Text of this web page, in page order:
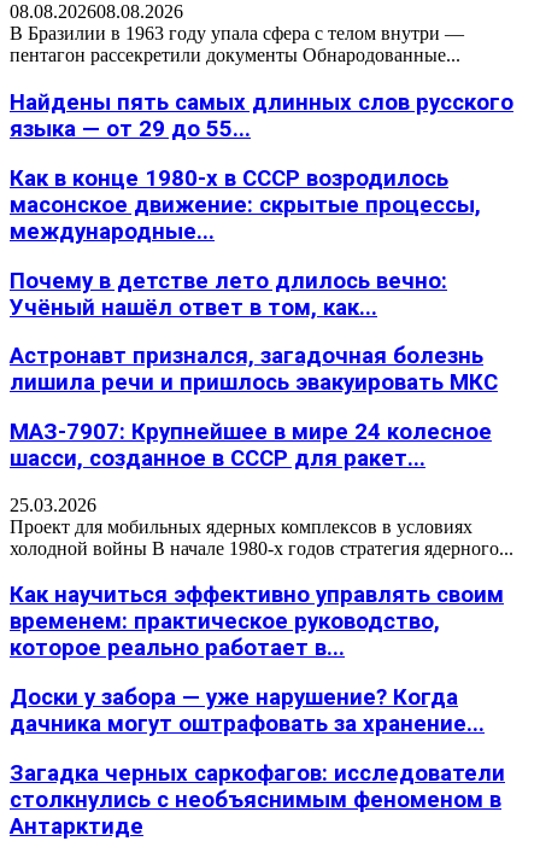
08.08.202608.08.2026
В Бразилии в 1963 году упала сфера с телом внутри —
пентагон рассекретили документы Обнародованные...
Найдены пять самых длинных слов русского
языка — от 29 до 55...
Как в конце 1980-х в СССР возродилось
масонское движение: скрытые процессы,
международные...
Почему в детстве лето длилось вечно:
Учёный нашёл ответ в том, как...
Астронавт признался, загадочная болезнь
лишила речи и пришлось эвакуировать МКС
МАЗ-7907: Крупнейшее в мире 24 колесное
шасси, созданное в СССР для ракет...
25.03.2026
Проект для мобильных ядерных комплексов в условиях
холодной войны В начале 1980-х годов стратегия ядерного...
Как научиться эффективно управлять своим
временем: практическое руководство,
которое реально работает в...
Доски у забора — уже нарушение? Когда
дачника могут оштрафовать за хранение...
Загадка черных саркофагов: исследователи
столкнулись с необъяснимым феноменом в
Антарктиде